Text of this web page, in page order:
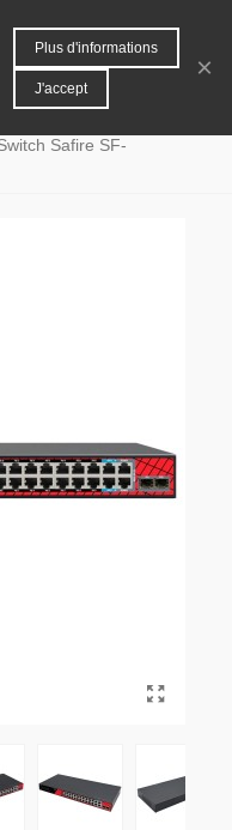
0 MENU
Safire SF-
Plus d'informations
J'accept
×